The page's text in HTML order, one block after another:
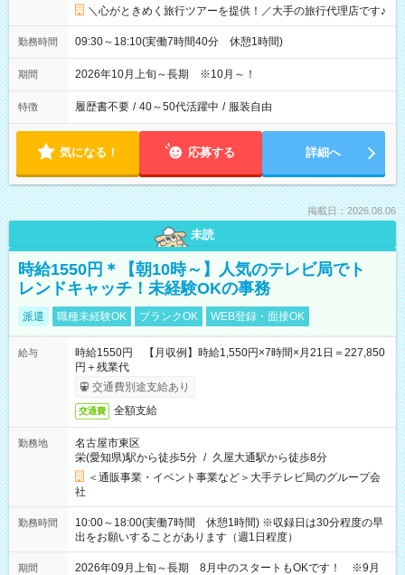
＼心がときめく旅行ツアーを提供！／大手の旅行代理店です♪
勤務時間 09:30～18:10(実働7時間40分 休憩1時間)
期間 2026年10月上旬～長期 ※10月～！
特徴 履歴書不要 / 40～50代活躍中 / 服装自由
気になる！ 応募する 詳細へ
掲載日：2026.08.06
未読
時給1550円＊【朝10時～】人気のテレビ局でト
レンドキャッチ！未経験OKの事務
派遣 職種未経験OK ブランクOK WEB登録・面接OK
給与
時給1550円 【月収例】時給1,550円×7時間×月21日＝227,850
円＋残業代
交通費別途支給あり
交通費 全額支給
勤務地
名古屋市東区
栄(愛知県)駅から徒歩5分 / 久屋大通駅から徒歩8分
＜通販事業・イベント事業など＞大手テレビ局のグループ会
社
勤務時間
10:00～18:00(実働7時間 休憩1時間) ※収録日は30分程度の早
出をお願いすることがあります（週1日程度）
期間
2026年09月上旬～長期 8月中のスタートもOKです！ ※9月